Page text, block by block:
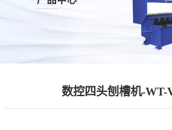
数控四头刨槽机-WT-